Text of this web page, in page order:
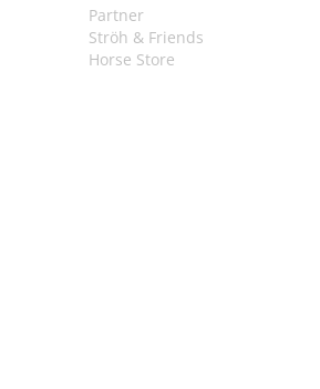
Partner
Ströh & Friends
Horse Store